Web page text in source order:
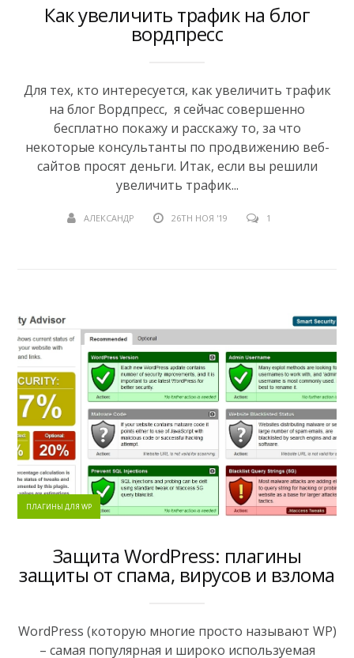
Как увеличить трафик на блог
вордпресс
Для тех, кто интересуется, как увеличить трафик
на блог Вордпресс, я сейчас совершенно
бесплатно покажу и расскажу то, за что
некоторые консультанты по продвижению веб-
сайтов просят деньги. Итак, если вы решили
увеличить трафик...
АЛЕКСАНДР 26TH НОЯ '19 1
ПЛАГИНЫ ДЛЯ WP
Защита WordPress: плагины
защиты от спама, вирусов и взлома
WordPress (которую многие просто называют WP)
– самая популярная и широко используемая